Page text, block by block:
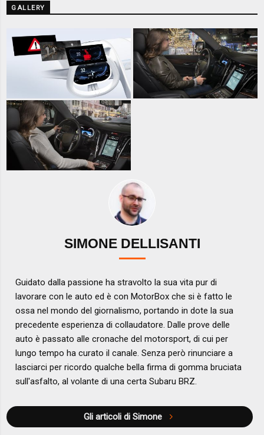
GALLERY
SIMONE DELLISANTI
Guidato dalla passione ha stravolto la sua vita pur di
lavorare con le auto ed è con MotorBox che si è fatto le
ossa nel mondo del giornalismo, portando in dote la sua
precedente esperienza di collaudatore. Dalle prove delle
auto è passato alle cronache del motorsport, di cui per
lungo tempo ha curato il canale. Senza però rinunciare a
lasciarci per ricordo qualche bella firma di gomma bruciata
sull'asfalto, al volante di una certa Subaru BRZ.
Gli articoli di Simone